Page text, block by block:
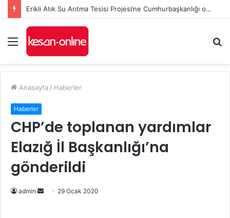
Erikli Atık Su Arıtma Tesisi Projesi’ne Cumhurbaşkanlığı onayı
Menü
...
Anasayfa / Haberler
Haberler
CHP’de toplanan yardımlar
Elazığ İl Başkanlığı’na
gönderildi
admin
Bir
29 Ocak 2020